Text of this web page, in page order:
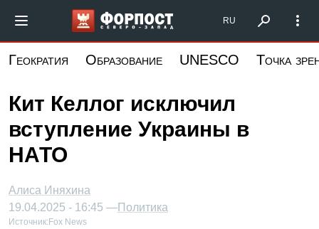
основному
Форпост Северо-Запад
RU
Геократия Образование UNESCO Точка
Кит Келлог исключил
вступление Украины в
НАТО
Алиса Иняхина
19.04.2025 - 16:45 —Политика
Источник: Fox News